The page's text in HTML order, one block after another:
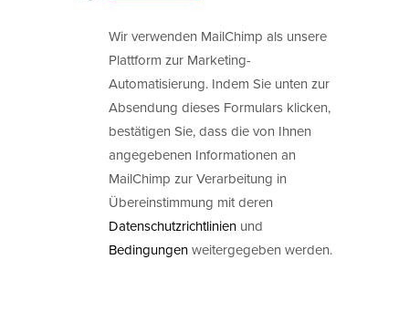
Wir verwenden MailChimp als unsere
Plattform zur Marketing-
Automatisierung. Indem Sie unten zur
Absendung dieses Formulars klicken,
bestätigen Sie, dass die von Ihnen
angegebenen Informationen an
MailChimp zur Verarbeitung in
Übereinstimmung mit deren
Datenschutzrichtlinien und
Bedingungenweitergegeben werden.